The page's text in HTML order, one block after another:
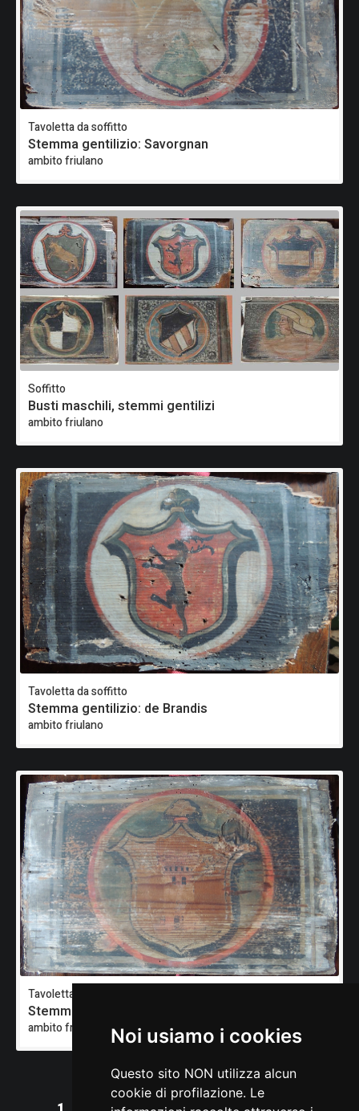
Noi usiamo i cookies
Questo sito NON utilizza alcun
cookie di profilazione. Le
Tavoletta da soffitto
Stemma gentilizio: Savorgnan
ambito friulano
Soffitto
Busti maschili, stemmi gentilizi
ambito friulano
Tavoletta da soffitto
Stemma gentilizio: de Brandis
ambito friulano
Tavoletta da soffitto
Stemma gentilizio: della Torre
ambito friulano